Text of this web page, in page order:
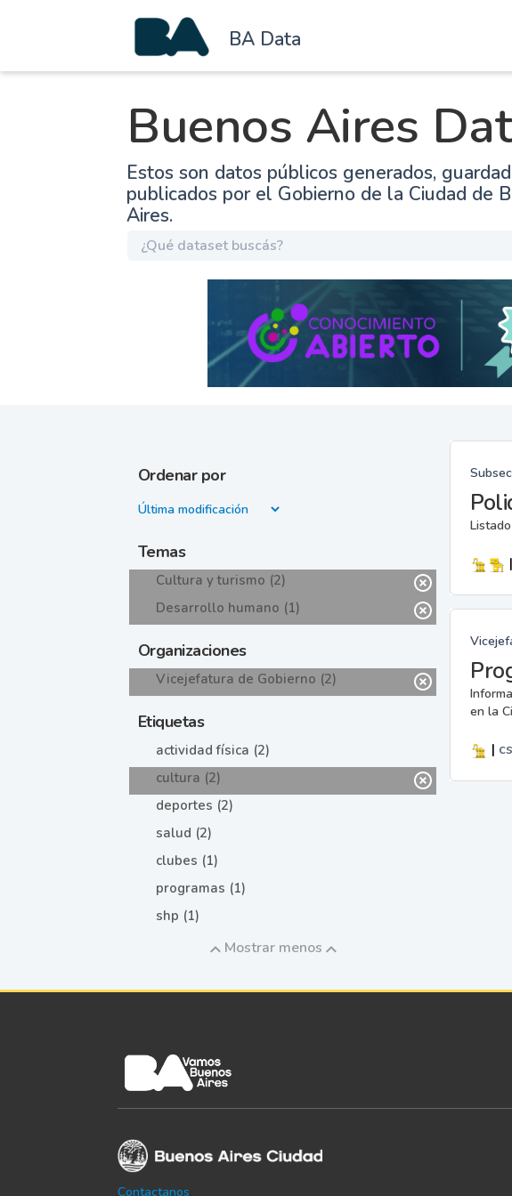
BA Data
Buenos Aires
Estos son datos públicos generados,
publicados por el Gobierno de la Ciudad de
Aires.
Ordenar por
Temas
Cultura y turismo (2)
Desarrollo humano (1)
Organizaciones
Vicejefatura de Gobierno (2)
Etiquetas
actividad física (2)
cultura (2)
deportes (2)
salud (2)
clubes (1)
programas (1)
shp (1)
Mostrar menos
|
en la
|
Contactanos